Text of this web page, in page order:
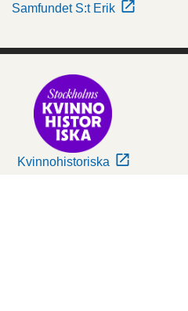
Samfundet S:t Erik
Kvinnohistoriska